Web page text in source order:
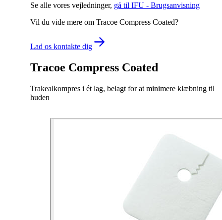
Tracoe Compress Coated
Trakealkompres i ét lag, belagt for at minimere klæbning til
huden
Se alle vores vejledninger, gå til IFU - Brugsanvisning
Vil du vide mere om Tracoe Compress Coated?
Lad os kontakte dig